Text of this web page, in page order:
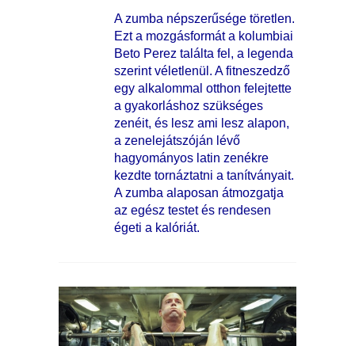
A zumba népszerűsége töretlen.
Ezt a mozgásformát a kolumbiai
Beto Perez találta fel, a legenda
szerint véletlenül. A fitneszedző
egy alkalommal otthon felejtette
a gyakorláshoz szükséges
zenéit, és lesz ami lesz alapon,
a zenelejátszóján lévő
hagyományos latin zenékre
kezdte tornáztatni a tanítványait.
A zumba alaposan átmozgatja
az egész testet és rendesen
égeti a kalóriát.